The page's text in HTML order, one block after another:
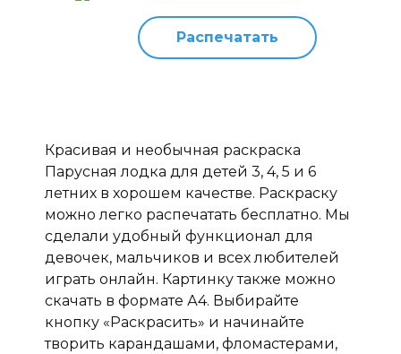
Распечатать
Красивая и необычная раскраска
Парусная лодка для детей 3, 4, 5 и 6
летних в хорошем качестве. Раскраску
можно легко распечатать бесплатно. Мы
сделали удобный функционал для
девочек, мальчиков и всех любителей
играть онлайн. Картинку также можно
скачать в формате А4. Выбирайте
кнопку «Раскрасить» и начинайте
творить карандашами, фломастерами,